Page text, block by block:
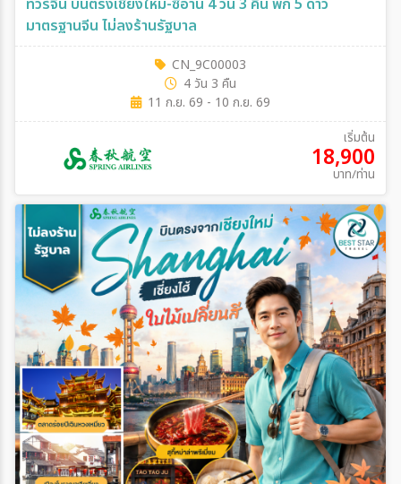
ทัวร์จีน บินตรงเชียงใหม่-ซีอาน 4 วัน 3 คืน พัก 5 ดาว
มาตรฐานจีน ไม่ลงร้านรัฐบาล
CN_9C00003
4 วัน 3 คืน
11 ก.ย. 69 - 10 ก.ย. 69
เริ่มต้น
18,900
บาท/ท่าน